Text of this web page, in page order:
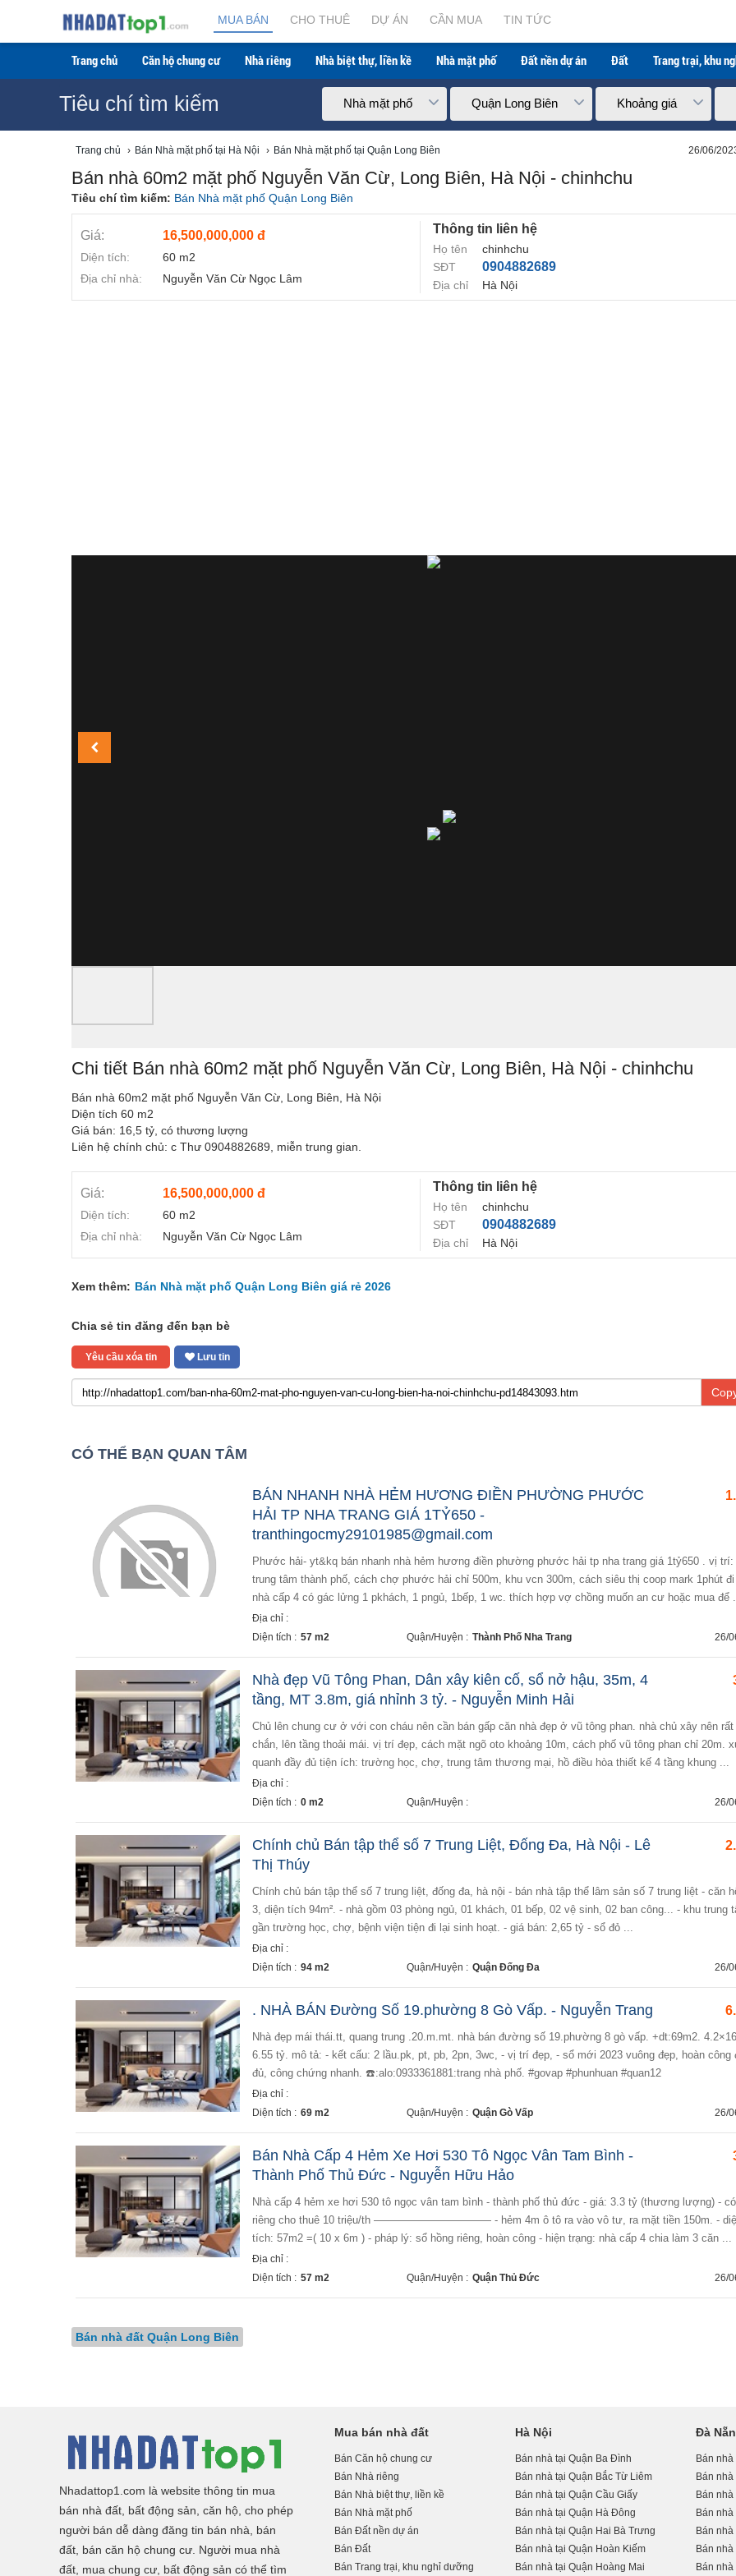
MUA BÁN CHO THUÊ DỰ ÁN CẦN MUA TIN TỨC
Trang chủ Căn hộ chung cư Nhà riêng Nhà biệt thự, liền kề Nhà mặt phố Đất nền dự án Đất Trang trại, khu
Tiêu chí tìm kiếm Nhà mặt phố Quận Long Biên Khoảng giá
Trang chủ › Bán Nhà mặt phố tại Hà Nội › Bán Nhà mặt phố tại Quận Long Biên 26/06/
Bán nhà 60m2 mặt phố Nguyễn Văn Cừ, Long Biên, Hà Nội - chinhchu
Tiêu chí tìm kiếm: Bán Nhà mặt phố Quận Long Biên
Giá: 16,500,000,000 đ
Diện tích:
60 m2
Địa chỉ nhà:
Nguyễn Văn Cừ Ngọc Lâm
Thông tin liên hệ
Họ tên
chinhchu
SĐT
0904882689
Địa chỉ Hà Nội
Chi tiết Bán nhà 60m2 mặt phố Nguyễn Văn Cừ, Long Biên, Hà Nội - chinhchu
Bán nhà 60m2 mặt phố Nguyễn Văn Cừ, Long Biên, Hà Nội
Diện tích 60 m2
Giá bán: 16,5 tỷ, có thương lượng
Liên hệ chính chủ: c Thư 0904882689, miễn trung gian.
Giá: 16,500,000,000 đ
Diện tích:
60 m2
Địa chỉ nhà:
Nguyễn Văn Cừ Ngọc Lâm
Thông tin liên hệ
Họ tên
chinhchu
SĐT
0904882689
Địa chỉ Hà Nội
Xem thêm: Bán Nhà mặt phố Quận Long Biên giá rẻ 2026
Chia sẻ tin đăng đến bạn bè
Yêu cầu xóa tin Lưu tin
CÓ THỂ BẠN QUAN TÂM
BÁN NHANH NHÀ HẺM HƯƠNG ĐIỀN PHƯỜNG PHƯỚC
HẢI TP NHA TRANG GIÁ 1TỶ650 -
tranthingocmy29101985@gmail.com
phước hải- yt&kq bán nhanh nhà hẻm hương điền phường phước hải tp nha trang giá 1tỷ650 . vị trí: nằm
trung tâm thành phố, cách chợ phước hải chỉ 500m, khu vcn 300m, cách siêu thị coop mark 1phút
nhà cấp 4 có gác lửng 1 pkhách, 1 pngủ, 1bếp, 1 wc. thích hợp vợ chồng muốn an cư hoặc mua để
Địa chỉ :
Diện tích : 57 m2 Quận/Huyện : Thành Phố Nha Trang 26/
Nhà đẹp Vũ Tông Phan, Dân xây kiên cố, sổ nở hậu, 35m, 4
tầng, MT 3.8m, giá nhỉnh 3 tỷ. - Nguyễn Minh Hải
chủ lên chung cư ở với con cháu nên cần bán gấp căn nhà đẹp ở vũ tông phan. nhà chủ xây nên rất chắc
chắn, lên tầng thoải mái. vị trí đẹp, cách mặt ngõ oto khoảng 10m, cách phố vũ tông phan chỉ 20m.
quanh đầy đủ tiện ích: trường học, chợ, trung tâm thương mại, hồ điều hòa thiết kế 4 tầng khung ...
Địa chỉ :
Diện tích : 0 m2 Quận/Huyện : 26/
Chính chủ Bán tập thể số 7 Trung Liệt, Đống Đa, Hà Nội - Lê
Thị Thúy
chính chủ bán tập thể số 7 trung liệt, đống đa, hà nội - bán nhà tập thể lâm sản số 7 trung liệt - căn hộ tầng
3, diện tích 94m². - nhà gồm 03 phòng ngủ, 01 khách, 01 bếp, 02 vệ sinh, 02 ban công... - khu trung
gần trường học, chợ, bệnh viện tiện đi lại sinh hoạt. - giá bán: 2,65 tỷ - sổ đỏ ...
Địa chỉ :
Diện tích : 94 m2 Quận/Huyện : Quận Đống Đa 26/
. NHÀ BÁN Đường Số 19.phường 8 Gò Vấp. - Nguyễn Trang
nhà đẹp mái thái.tt, quang trung .20.m.mt. nhà bán đường số 19.phường 8 gò vấp. +dt:69m2. 4.2×16.5.giá
6.55 tỷ. mô tả: - kết cấu: 2 lầu.pk, pt, pb, 2pn, 3wc, - vị trí đẹp, - sổ mới 2023 vuông đẹp, hoàn công
đủ, công chứng nhanh. ☎️:alo:0933361881:trang nhà phố. #govap #phunhuan #quan12
Địa chỉ :
Diện tích : 69 m2 Quận/Huyện : Quận Gò Vấp 26/
Bán Nhà Cấp 4 Hẻm Xe Hơi 530 Tô Ngọc Vân Tam Bình -
Thành Phố Thủ Đức - Nguyễn Hữu Hảo
nhà cấp 4 hẻm xe hơi 530 tô ngọc vân tam bình - thành phố thủ đức - giá: 3.3 tỷ (thương lượng) - có 3 căn
riêng cho thuê 10 triệu/th ——————————— - hẻm 4m ô tô ra vào vô tư, ra mặt tiền 150m. -
tích: 57m2 =( 10 x 6m ) - pháp lý: sổ hồng riêng, hoàn công - hiện trạng: nhà cấp 4 chia làm 3 căn ...
Địa chỉ :
Diện tích : 57 m2 Quận/Huyện : Quận Thủ Đức 26/
Bán nhà đất Quận Long Biên
Mua bán nhà đất
Bán Căn hộ chung cư
Bán Nhà riêng
Bán Nhà biệt thự, liền kề
Bán Nhà mặt phố
Bán Đất nền dự án
Bán Đất
Bán Trang trại, khu nghỉ dưỡng
Hà Nội
Bán nhà tại Quận Ba Đình
Bán nhà tại Quận Bắc Từ Liêm
Bán nhà tại Quận Cầu Giấy
Bán nhà tại Quận Hà Đông
Bán nhà tại Quận Hai Bà Trưng
Bán nhà tại Quận Hoàn Kiếm
Bán nhà tại Quận Hoàng Mai
Đà
Bán
Bán
Bán
Bán
Bán
Bán
Bán
Nhadattop1.com là website thông tin mua
bán nhà đất, bất động sản, căn hộ, cho phép
người bán dễ dàng đăng tin bán nhà, bán
đất, bán căn hộ chung cư. Người mua nhà
đất, mua chung cư, bất động sản có thể tìm